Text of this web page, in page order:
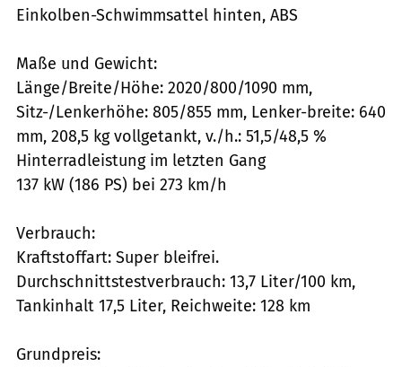
Einkolben-Schwimmsattel hinten, ABS
Maße und Gewicht:
Länge/Breite/Höhe: 2020/800/1090 mm,
Sitz-/Lenkerhöhe: 805/855 mm, Lenker-breite: 640
mm, 208,5 kg vollgetankt, v./h.: 51,5/48,5 %
Hinterradleistung im letzten Gang
137 kW (186 PS) bei 273 km/h
Verbrauch:
Kraftstoffart: Super bleifrei.
Durchschnittstestverbrauch: 13,7 Liter/100 km,
Tankinhalt 17,5 Liter, Reichweite: 128 km
Grundpreis: